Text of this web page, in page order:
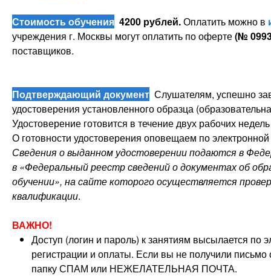
Стоимость обучения 4200 рублей.Оплатить можно в
учреждения г. Москвы могут оплатить по оферте(№
поставщиков.
Подтверждающий документ Слушателям, успешно
удостоверения установленного образца
Удостоверение готовится в течение двух рабочих
О готовности удостоверения оповещаем по электронной
Сведения о выданном удостоверении подаются в
в «Федеральный реестр сведений о документах об
обучении», на сайте которого осуществляется
квалификации.
ВАЖНО!
Доступ (логин и пароль) к занятиям высылается по
регистрации и оплаты. Если вы не получили
папку СПАМ или НЕЖЕЛАТЕЛЬНАЯ ПОЧТА.